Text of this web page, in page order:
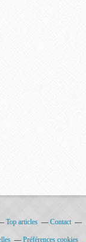
Top articles Contact
Préférences cookies